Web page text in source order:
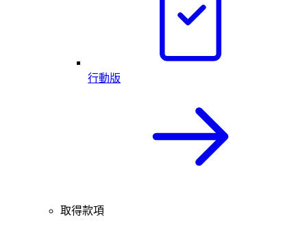
行動版
取得款項